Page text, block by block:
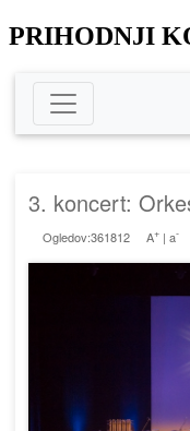
PRIHODNJI
3. koncert:
Ogledov:361812 A+| a-